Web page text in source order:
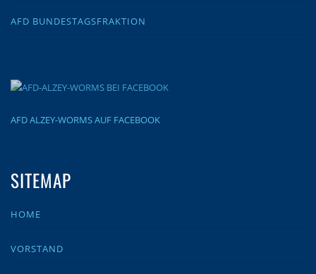
AFD BUNDESTAGSFRAKTION
AFD ALZEY-WORMS AUF FACEBOOK
SITEMAP
HOME
VORSTAND